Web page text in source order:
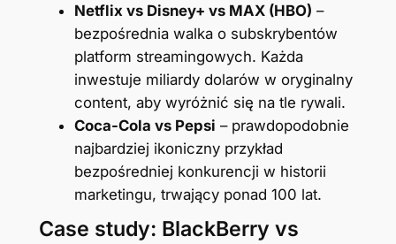
Netflix vs Disney+ vs MAX (HBO) –
bezpośrednia walka o subskrybentów
platform streamingowych. Każda
inwestuje miliardy dolarów w oryginalny
content, aby wyróżnić się na tle rywali.
Coca-Cola vs Pepsi – prawdopodobnie
najbardziej ikoniczny przykład
bezpośredniej konkurencji w historii
marketingu, trwający ponad 100 lat.
Case study: BlackBerry vs